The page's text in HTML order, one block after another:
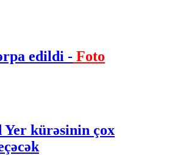
edildi - Foto
Yer kürəsinin çox